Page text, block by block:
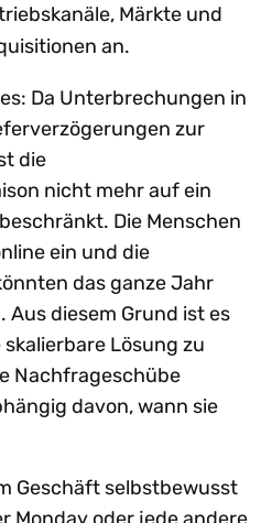
Märkte und
an.
Da Unterbrechungen in
zur
die
nicht mehr auf ein
Die Menschen
ein und die
das ganze Jahr
diesem Grund ist es
Lösung zu
Nachfrageschübe
davon, wann sie
Geschäft selbstbewusst
Monday oder jede andere